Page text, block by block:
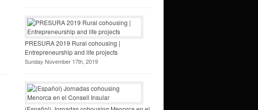
PRESURA 2019 Rural cohousing |
Entrepreneurship and life projects
Sunday November 17th, 2019